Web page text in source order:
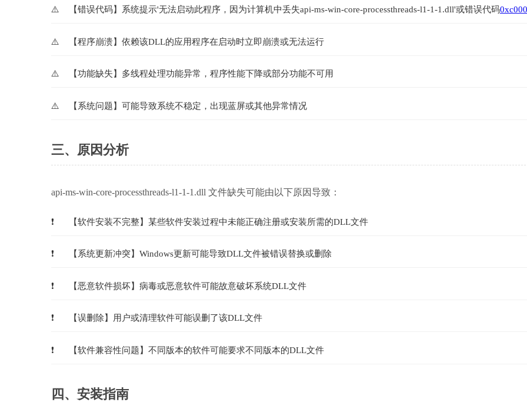
【错误代码】系统提示'无法启动此程序，因为计算机中丢失api-ms-win-core-processthreads-l1-1-1.dll'或错误代码
【程序崩溃】依赖该DLL的应用程序在启动时立即崩溃或无法运行
【功能缺失】多线程处理功能异常，程序性能下降或部分功能不可用
【系统问题】可能导致系统不稳定，出现蓝屏或其他异常情况
三、原因分析
api-ms-win-core-processthreads-l1-1-1.dll 文件缺失可能由以下原因导致：
【软件安装不完整】某些软件安装过程中未能正确注册或安装所需的DLL文件
【系统更新冲突】Windows更新可能导致DLL文件被错误替换或删除
【恶意软件损坏】病毒或恶意软件可能故意破坏系统DLL文件
【误删除】用户或清理软件可能误删了该DLL文件
【软件兼容性问题】不同版本的软件可能要求不同版本的DLL文件
四、安装指南